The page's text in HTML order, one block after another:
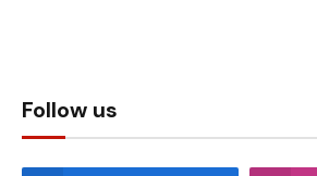
Follow us